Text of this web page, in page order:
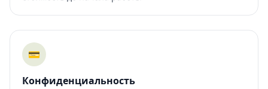
💳
Конфиденциальность